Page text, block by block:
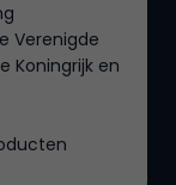
Verenigde
Koningrijk en